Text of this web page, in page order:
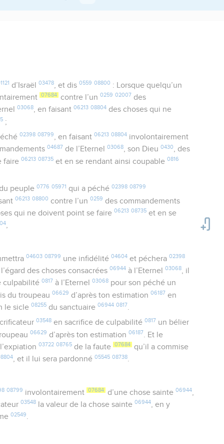
d’Israël 03478, et dis 0559 08800 : Lorsque quelqu’un
07684 contre l’un0259 02007 des
03068, en faisant06213 08804 des choses qui ne
;
02398 08799, en faisant 06213 08804involontairement
04687 de l’Eternel03068, son Dieu0430, des
faire06213 08735 et en se rendant ainsi coupable0816
peuple 0776 05971 qui a péché 02398 08799
06213 08800 contre l’un0259 des commandements
qui ne doivent point se faire06213 08735 et en se
,
04603 08799 une infidélité 04604et péchera 02398
l’égard des choses consacrées06944 à l’Eternel03068, il
culpabilité0817 à l’Eternel03068 pour son péché un
du troupeau06629 d’après ton estimation06187 en
le sicle08255 du sanctuaire06944 0817.
03548en sacrifice de culpabilité 0817 un bélier
06629 d’après ton estimation06187
. Et le
03722 08765 de la faute 07684 qu’il a commise
, et il lui sera pardonné05545 08738.
08799 involontairement 07684 d’une chose sainte 06944,
03548 la valeur de la chose sainte06944, en y
02549.